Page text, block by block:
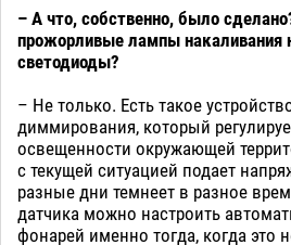
– А что, собственно, было
прожорливые лампы накаливания
светодиоды?
– Не только. Есть такое
диммирования, который
освещенности окружающей
с текущей ситуацией подает
разные дни темнеет в разное
датчика можно настроить
фонарей именно тогда, когда это